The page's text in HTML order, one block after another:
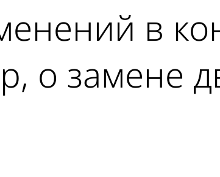
в
о замене